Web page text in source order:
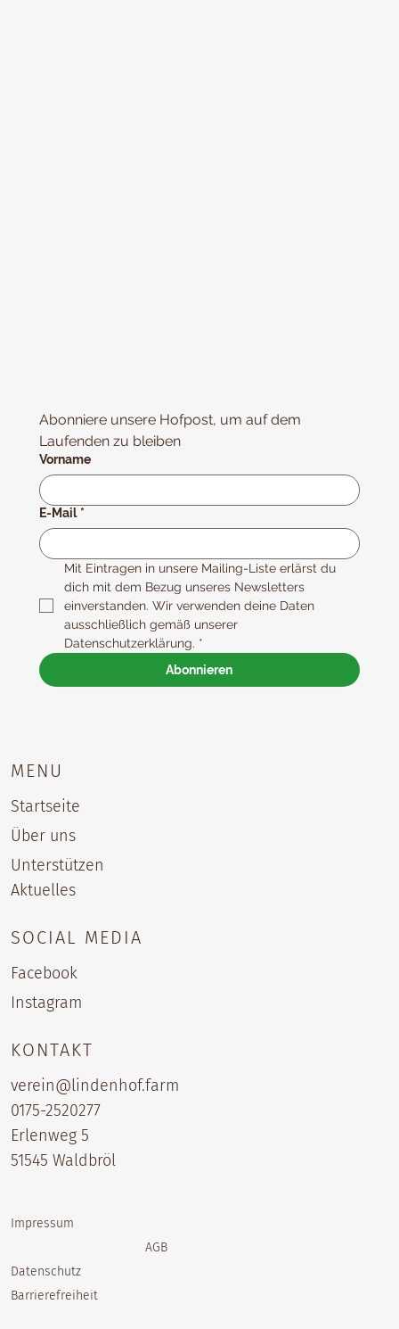
Abonniere unsere Hofpost, um auf dem
Laufenden zu bleiben
Vorname
E-Mail *
Mit Eintragen in unsere Mailing-Liste erlärst du
dich mit dem Bezug unseres Newsletters
einverstanden. Wir verwenden deine Daten
ausschließlich gemäß unserer
Datenschutzerklärung. *
Abonnieren
MENU
Startseite
Über uns
Unterstützen
Aktuelles
KONTAKT
verein@lindenhof.farm
0175-2520277‬
Erlenweg 5
51545 Waldbröl
SOCIAL MEDIA
Instagram
Facebook
Impressum
Datenschutz
AGB
Barrierefreiheit